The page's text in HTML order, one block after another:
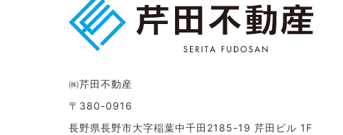
㈱芹田不動産
〒380-0916
長野県長野市大字稲葉中千田2185-19 芹田ビル 1F